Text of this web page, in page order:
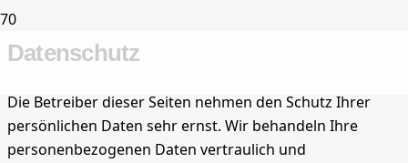
Datenschutz
Die Betreiber dieser Seiten nehmen den Schutz Ihrer
persönlichen Daten sehr ernst. Wir behandeln Ihre
personenbezogenen Daten vertraulich und